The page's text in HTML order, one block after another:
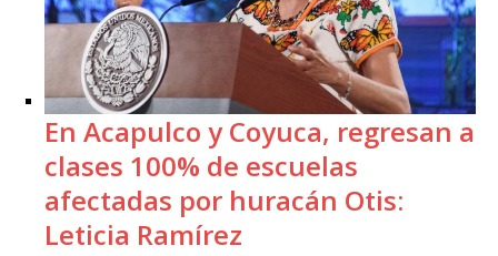
En Acapulco y Coyuca, regresan a
clases 100% de escuelas
afectadas por huracán Otis:
Leticia Ramírez